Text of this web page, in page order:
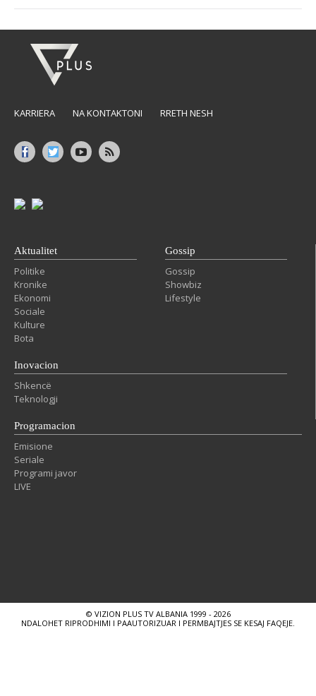
KARRIERA NA KONTAKTONI RRETH NESH
Aktualitet
Politike
Kronike
Ekonomi
Sociale
Kulture
Bota
Gossip
Gossip
Showbiz
Lifestyle
Inovacion
Shkencë
Teknologji
Programacion
Emisione
Seriale
Programi javor
LIVE
© VIZION PLUS TV ALBANIA 1999 - 2026
NDALOHET RIPRODHIMI I PAAUTORIZUAR I PERMBAJTJES SE KESAJ FAQEJE.